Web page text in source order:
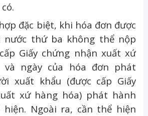
đặc biệt, khi hóa đơn được
nước thứ ba không thể nộp
Giấy chứng nhận xuất xứ
và ngày của hóa đơn phát
xuất khẩu (được cấp Giấy
xứ hàng hóa) phát hành
hiện. Ngoài ra, cần thể hiện